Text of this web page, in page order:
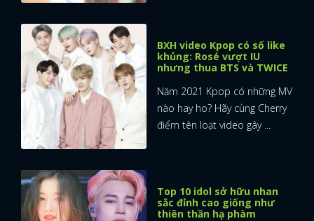
BXH video Kpop có số like
khủng: Rosé vượt IU
nhưng thua BTS và TWICE
Năm 2021 Kpop có những MV
nào hay ho? Hãy cùng Cherry
điểm tên loạt video gây ...
Top 10 idol sở hữu nhan
sắc đỉnh cao giống như
thiên thần hạ phàm